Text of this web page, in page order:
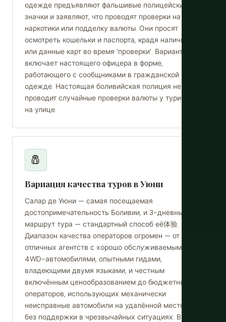
одежде предъявляют фальшивые полицейские
значки и заявляют, что проводят проверки на
наркотики или подделку валюты. Они просят
осмотреть кошельки и паспорта, крадя наличные
или данные карт во время 'проверки'. Вариант
включает настоящего офицера в форме,
работающего с сообщниками в гражданской
одежде. Настоящая боливийская полиция не
проводит случайные проверки валюты у туристов
на улице.
🧂
Вариация качества туров в Уюни
Салар де Уюни — самая посещаемая
достопримечательность Боливии, и 3-дневный
маршрут тура — стандартный способ её体验.
Диапазон качества операторов огромен — от
отличных агентств с хорошо обслуживаемыми
4WD-автомобилями, опытными гидами,
владеющими двумя языками, и честным
включённым ценообразованием до бюджетных
операторов, использующих механически
неисправные автомобили на удалённой местности
без поддержки в чрезвычайных ситуациях. В